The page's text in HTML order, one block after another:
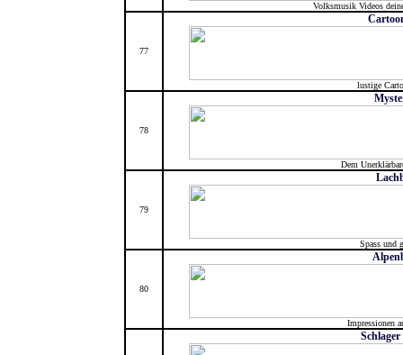
Volksmusik Videos
77
lustige
78
Dem
79
Spass und
80
Impressionen